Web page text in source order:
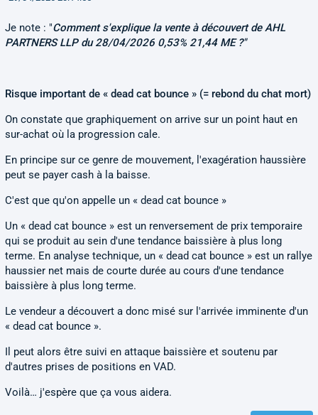
Je note : "Comment s'explique la vente à découvert de AHL
PARTNERS LLP du 28/04/2026 0,53% 21,44 ME ?"
Risque important de « dead cat bounce » (= rebond du chat mort)
On constate que graphiquement on arrive sur un point haut en
sur-achat où la progression cale.
En principe sur ce genre de mouvement, l'exagération haussière
peut se payer cash à la baisse.
C'est que qu'on appelle un « dead cat bounce »
Un « dead cat bounce » est un renversement de prix temporaire
qui se produit au sein d'une tendance baissière à plus long
terme. En analyse technique, un « dead cat bounce » est un rallye
haussier net mais de courte durée au cours d'une tendance
baissière à plus long terme.
Le vendeur a découvert a donc misé sur l'arrivée imminente d'un
« dead cat bounce ».
Il peut alors être suivi en attaque baissière et soutenu par
d'autres prises de positions en VAD.
Voilà… j'espère que ça vous aidera.